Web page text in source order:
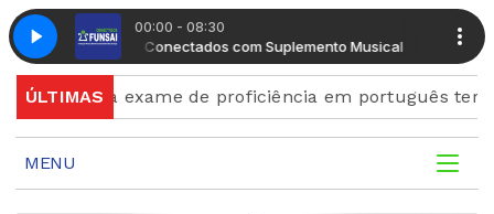
00:00 - 08:30
Manhã Conectados com Suplemento Musical Manhã
ÚLTIMAS
para exame de proficiência em português terminam
MENU